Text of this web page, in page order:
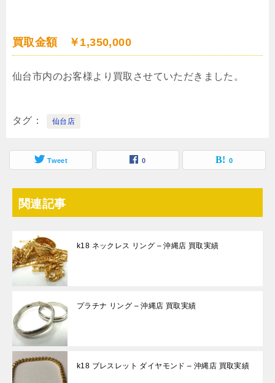
買取金額 ￥1,350,000
仙台市内のお客様より買取させていただきました。
タグ 仙台店
Tweet 0 0
関連記事
k18 ネックレス リング – 沖縄店 買取実績
プラチナ リング – 沖縄店 買取実績
k18 ブレスレット ダイヤモンド – 沖縄店 買取実績